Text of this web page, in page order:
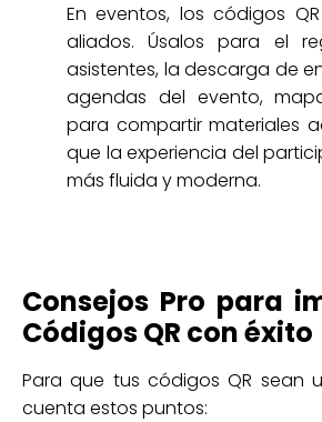
En eventos, los códigos
aliados. Úsalos para el
asistentes, la descarga de
agendas del evento,
para compartir materiales
que la experiencia del
más fluida y moderna.
Consejos Pro para
Códigos QR con éxito
Para que tus códigos QR sean
cuenta estos puntos: